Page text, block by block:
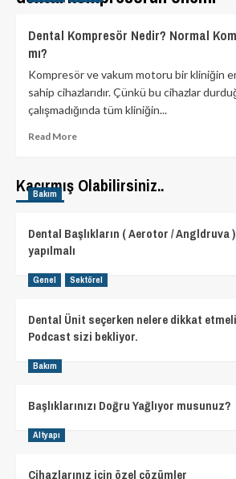
Dental Kompresör Nedir? Normal
mı?
Kompresör ve vakum motoru bir kliniğin
sahip cihazlarıdır. Çünkü bu cihazlar
çalışmadığında tüm kliniğin...
Read MoreRead
Dental
Kompresör
Kompresör
mı?
Kaçırmış Olabilirsiniz..
Bakım
Dental Başlıkların ( Aerotor / Angldruva )
yapılmalı
Genel Sektörel
Dental Ünit seçerken nelere dikkat
Podcast sizi bekliyor.
Bakım
Başlıklarınızı Doğru Yağlıyor musunuz?
Altyapı
Cihazlarınız için özel çözümler